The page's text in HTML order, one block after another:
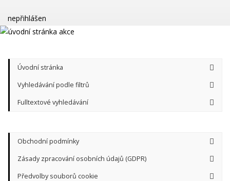
nepřihlášen
Úvodní stránka
Vyhledávání podle filtrů
Fulltextové vyhledávání
Obchodní podmínky
Zásady zpracování osobních údajů (GDPR)
Předvolby souborů cookie